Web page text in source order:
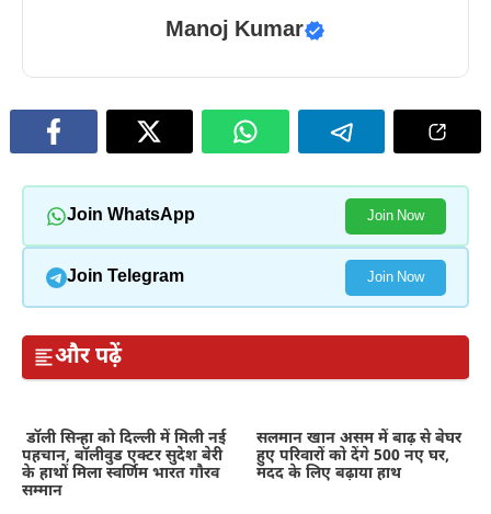
Manoj Kumar
Join WhatsApp Join Now
Join Telegram Join Now
और पढ़ें
डॉली सिन्हा को दिल्ली में मिली नई
पहचान, बॉलीवुड एक्टर सुदेश बेरी
के हाथों मिला स्वर्णिम भारत गौरव
सम्मान
सलमान खान असम में बाढ़ से बेघर
हुए परिवारों को देंगे 500 नए घर,
मदद के लिए बढ़ाया हाथ